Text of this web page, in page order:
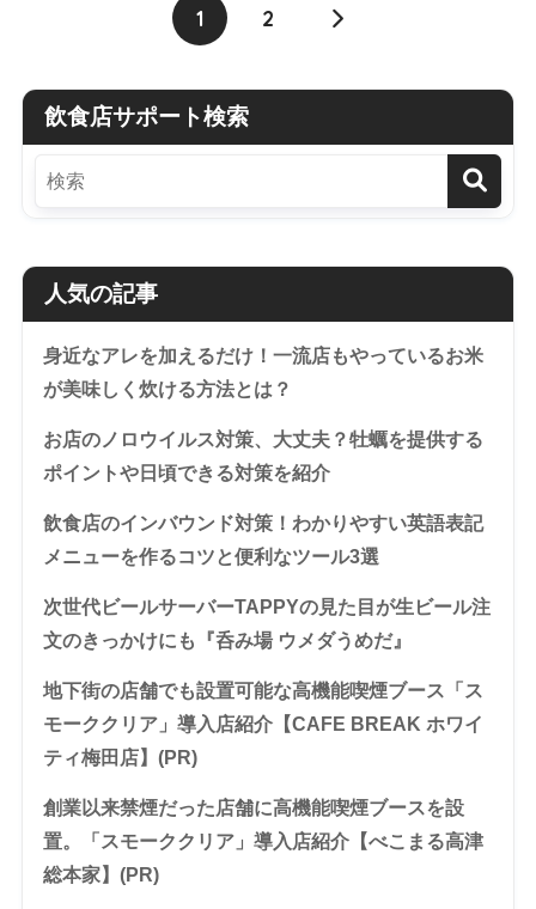
1 2
飲食店サポート検索
人気の記事
身近なアレを加えるだけ！一流店もやっているお米
が美味しく炊ける方法とは？
お店のノロウイルス対策、大丈夫？牡蠣を提供する
ポイントや日頃できる対策を紹介
飲食店のインバウンド対策！わかりやすい英語表記
メニューを作るコツと便利なツール3選
次世代ビールサーバーTAPPYの見た目が生ビール注
文のきっかけにも『呑み場 ウメダうめだ』
地下街の店舗でも設置可能な高機能喫煙ブース「ス
モーククリア」導入店紹介【CAFE BREAK ホワイ
ティ梅田店】(PR)
創業以来禁煙だった店舗に高機能喫煙ブースを設
置。「スモーククリア」導入店紹介【べこまる高津
総本家】(PR)